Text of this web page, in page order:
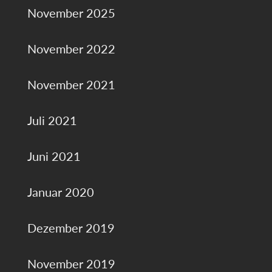
November 2025
November 2022
November 2021
Juli 2021
Juni 2021
Januar 2020
Dezember 2019
November 2019